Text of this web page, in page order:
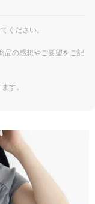
ください。
品の感想やご要望をご記
す。